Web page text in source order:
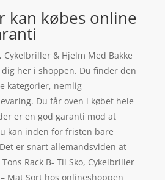
kan købes online
Cykelbriller & Hjelm Med Bakke
her i shoppen. Du finder den
kategorier, nemlig
Du får oven i købet hele
er en god garanti mod at
kan inden for fristen bare
er snart allemandsviden at
Rack B- Til Sko, Cykelbriller
Mat Sort hos onlineshoppen